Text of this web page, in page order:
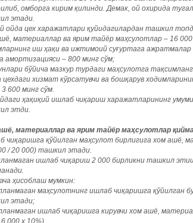
омборга кирим қилинди. Демак, ой охирида
этади.
ойда цех харажатлари қуйидагилардан ташкил
материаллар ва ярим тайёр маҳсулотлар – 16 000
иш ҳақи ва ижтимоий суғуртага ажратмалар
амортизацияси – 800 минг сўм;
бўйича мазкур турдаги маҳсулотга
цехдаги хизмат кўрсатувчи ва бошқарув
3 600 минг сўм.
ҳақиқий ишлаб чиқариш харажатларининг
этди.
материаллар ва ярим тайёр маҳсулотлар
чиқаришга қўйилган маҳсулот бирлигига хом ашё,
/ 20 000) ташкил этади.
ишлаб чиқариш 2 000 бирликни ташкил
ҳисоблаш мумкин:
маҳсулотнинг ишлаб чиқаришга қўйилган
этади;
ишлаб чиқаришга кирувчи хом ашё,
000 х 10%).